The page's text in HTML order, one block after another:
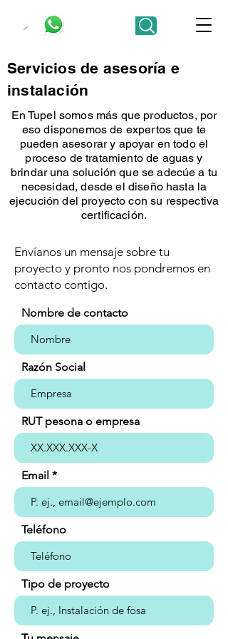
Servicios de asesoría e
instalación
En Tupel somos más que productos, por
eso disponemos de expertos que te
pueden asesorar y apoyar en todo el
proceso de tratamiento de aguas y
brindar una solución que se adecúe a tu
necesidad, desde el diseño hasta la
ejecución del proyecto con su respectiva
certificación.
Envíanos un mensaje sobre tu
proyecto y pronto nos pondremos en
contacto contigo.
Nombre de contacto
Razón Social
RUT pesona o empresa
Email
Teléfono
Tipo de proyecto